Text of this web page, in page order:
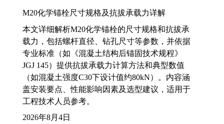
M20化学锚栓尺寸规格及抗拔承载力详解
本文详细解析M20化学锚栓的尺寸规格和抗拔承
载力，包括螺杆直径、钻孔尺寸等参数，并依据
专业标准（如《混凝土结构后锚固技术规程》
JGJ 145）提供抗拔承载力计算方法和典型数值
（如混凝土强度C30下设计值约80kN）。内容涵
盖安装要点、性能影响因素及选型建议，适用于
工程技术人员参考。
2026年8月4日